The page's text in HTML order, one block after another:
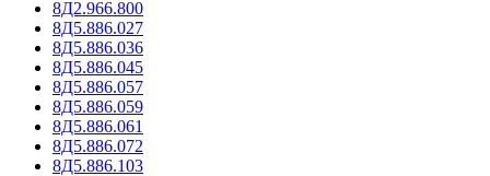
8Д2.966.800
8Д5.886.027
8Д5.886.036
8Д5.886.045
8Д5.886.057
8Д5.886.059
8Д5.886.061
8Д5.886.072
8Д5.886.103